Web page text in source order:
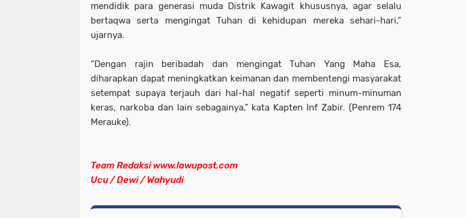
mendidik para generasi muda Distrik Kawagit khususnya, agar selalu
bertaqwa serta mengingat Tuhan di kehidupan mereka sehari-hari,”
ujarnya.
“Dengan rajin beribadah dan mengingat Tuhan Yang Maha Esa,
diharapkan dapat meningkatkan keimanan dan membentengi masyarakat
setempat supaya terjauh dari hal-hal negatif seperti minum-minuman
keras, narkoba dan lain sebagainya,” kata Kapten Inf Zabir. (Penrem 174
Merauke).
Team Redaksi www.lawupost.com
Ucu / Dewi / Wahyudi